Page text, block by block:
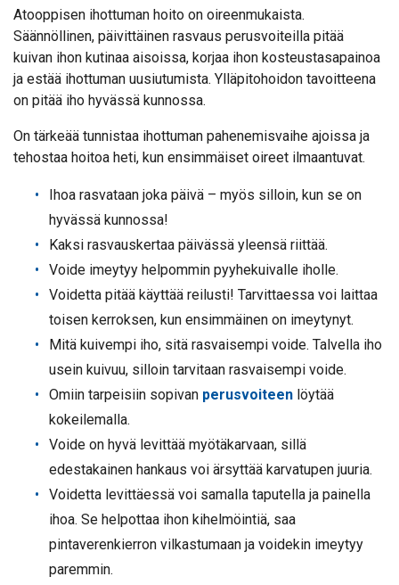
Atooppisen ihottuman hoito on oireenmukaista.
Säännöllinen, päivittäinen rasvaus perusvoiteilla pitää
kuivan ihon kutinaa aisoissa, korjaa ihon kosteustasapainoa
ja estää ihottuman uusiutumista. Ylläpitohoidon tavoitteena
on pitää iho hyvässä kunnossa.
On tärkeää tunnistaa ihottuman pahenemisvaihe ajoissa ja
tehostaa hoitoa heti, kun ensimmäiset oireet ilmaantuvat.
Ihoa rasvataan joka päivä – myös silloin, kun se on
hyvässä kunnossa!
Kaksi rasvauskertaa päivässä yleensä riittää.
Voide imeytyy helpommin pyyhekuivalle iholle.
Voidetta pitää käyttää reilusti! Tarvittaessa voi laittaa
toisen kerroksen, kun ensimmäinen on imeytynyt.
Mitä kuivempi iho, sitä rasvaisempi voide. Talvella iho
usein kuivuu, silloin tarvitaan rasvaisempi voide.
Omiin tarpeisiin sopivan perusvoiteen löytää
kokeilemalla.
Voide on hyvä levittää myötäkarvaan, sillä
edestakainen hankaus voi ärsyttää karvatupen juuria.
Voidetta levittäessä voi samalla taputella ja painella
ihoa. Se helpottaa ihon kihelmöintiä, saa
pintaverenkierron vilkastumaan ja voidekin imeytyy
paremmin.